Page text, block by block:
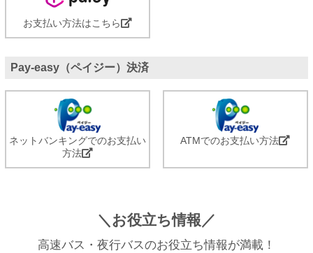
お支払い方法はこちら
Pay-easy（ペイジー）決済
ネットバンキングでのお支払い
方法
ATMでのお支払い方法
＼お役立ち情報／
高速バス・夜行バスのお役立ち情報が満載！